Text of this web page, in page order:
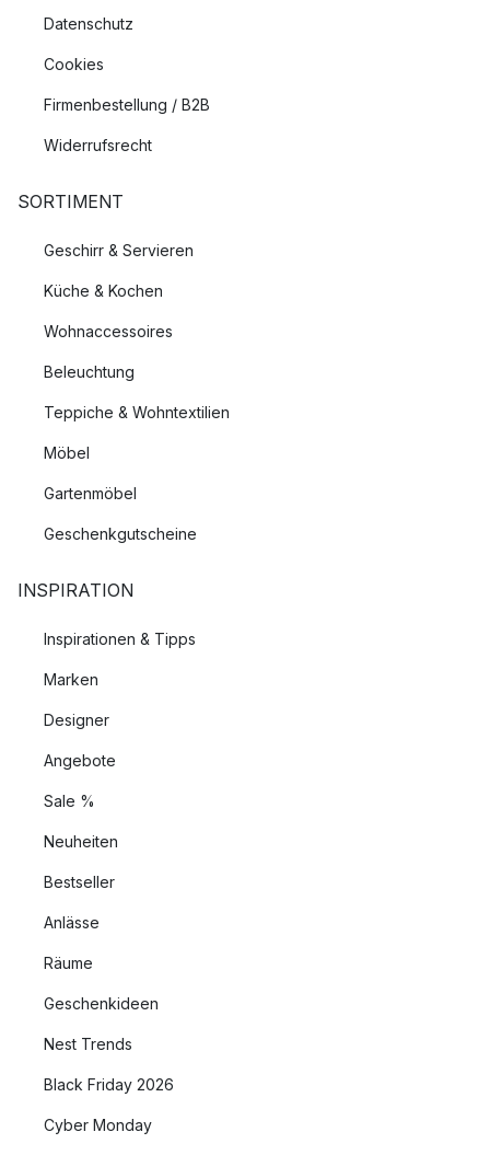
Datenschutz
Cookies
Firmenbestellung / B2B
Widerrufsrecht
SORTIMENT
Geschirr & Servieren
Küche & Kochen
Wohnaccessoires
Beleuchtung
Teppiche & Wohntextilien
Möbel
Gartenmöbel
Geschenkgutscheine
INSPIRATION
Inspirationen & Tipps
Marken
Designer
Angebote
Sale %
Neuheiten
Bestseller
Anlässe
Räume
Geschenkideen
Nest Trends
Black Friday 2026
Cyber Monday